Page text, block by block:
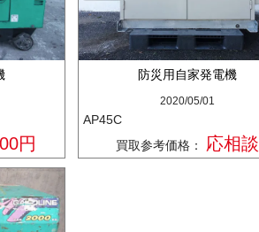
円
防災用自家発電機
2020/05/01
AP45C
買取参考価格： 応相談